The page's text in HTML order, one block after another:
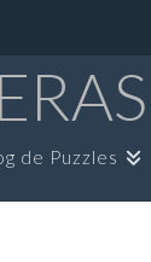
de Puzzles